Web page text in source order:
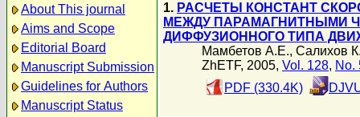
About This journal
Aims and Scope
Editorial Board
Manuscript Submission
Guidelines for Authors
Manuscript Status
1. РАСЧЕТЫ КОНСТАНТ
МЕЖДУ ПАРАМАГНИТНЫМИ
ДИФФУЗИОННОГО ТИПА
Мамбетов А.Е., Салихов
ZhETF, 2005, Vol. 128, No.
PDF (330.4K)